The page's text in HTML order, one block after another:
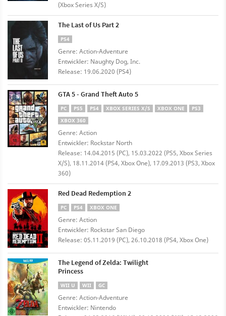
(Xbox Series X/S)
The Last of Us Part 2
PS4
Genre: Action-Adventure
Entwickler: Naughty Dog, Inc.
Release: 19.06.2020 (PS4)
GTA 5 - Grand Theft Auto 5
PC PS5 PS4 XBOX SERIES X/S XBOX ONE
PS3
XBOX 360
Genre: Action
Entwickler: Rockstar North
Release: 14.04.2015 (PC), 15.03.2022 (PS5, Xbox Series
X/S), 18.11.2014 (PS4, Xbox One), 17.09.2013 (PS3, Xbox
360)
Red Dead Redemption 2
PC PS4 XBOX ONE
Genre: Action
Entwickler: Rockstar San Diego
Release: 05.11.2019 (PC), 26.10.2018 (PS4, Xbox One)
The Legend of Zelda: Twilight
Princess
WII U WII GC
Genre: Action-Adventure
Entwickler: Nintendo